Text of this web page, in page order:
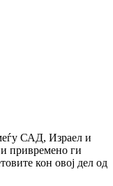
САД, Израел и
привремено ги
кон овој дел од